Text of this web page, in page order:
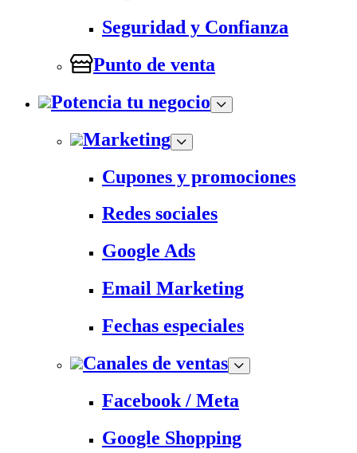
Seguridad y Confianza
Punto de venta
Potencia tu negocio
Marketing
Cupones y promociones
Redes sociales
Google Ads
Email Marketing
Fechas especiales
Canales de ventas
Facebook / Meta
Google Shopping